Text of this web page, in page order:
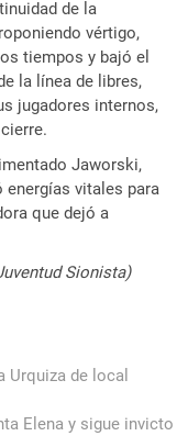
de la
vértigo,
tiempos y bajó el
la línea de libres,
jugadores internos,
Jaworski,
energías vitales para
que dejó a
Sionista)
Urquiza de local
Elena y sigue invicto